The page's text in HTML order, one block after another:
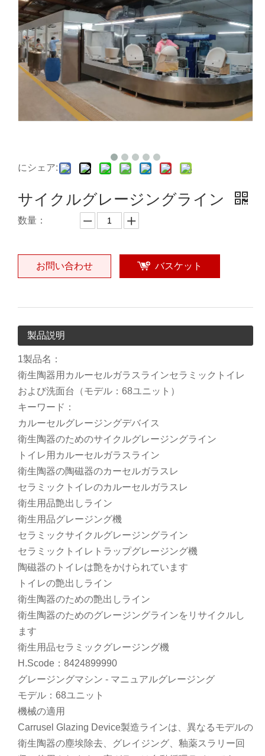
にシェア:
サイクルグレージングライン
数量：
お問い合わせ バスケット
製品説明
1製品名：
衛生陶器用カルーセルガラスラインセラミックトイレ
および洗面台（モデル：68ユニット）
キーワード：
カルーセルグレージングデバイス
衛生陶器のためのサイクルグレージングライン
トイレ用カルーセルガラスライン
衛生陶器の陶磁器のカーセルガラスレ
セラミックトイレのカルーセルガラスレ
衛生用品艶出しライン
衛生用品グレージング機
セラミックサイクルグレージングライン
セラミックトイレトラップグレージング機
陶磁器のトイレは艶をかけられています
トイレの艶出しライン
衛生陶器のための艶出しライン
衛生陶器のためのグレージングラインをリサイクルし
ます
衛生用品セラミックグレージング機
H.Scode：8424899990
グレージングマシン - マニュアルグレージング
モデル：68ユニット
機械の適用
Carrusel Glazing Device製造ラインは、異なるモデルの
衛生陶器の塵埃除去、グレイジング、釉薬スラリー回